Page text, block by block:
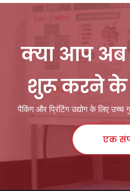
क्या आप अब
शुरू करने के
पैकिंग और प्रिंटिंग उद्योग के लिए उच्च
एक